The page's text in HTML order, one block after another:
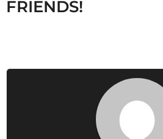
n
o
FRIENDS!